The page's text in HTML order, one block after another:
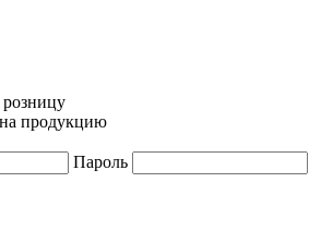
продукцию
Пароль